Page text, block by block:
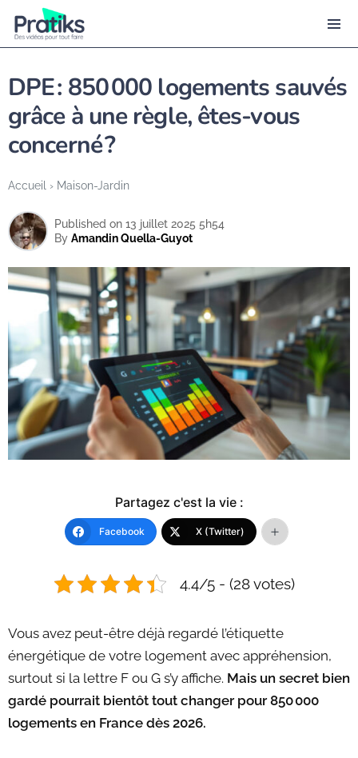
Accueil › Maison-Jardin
DPE : 850 000 logements sauvés
grâce à une règle, êtes-vous
concerné ?
By Amandin Quella-Guyot
Published on 13 juillet 2025 5h54
Partagez c'est la vie :
Facebook X (Twitter)
4.4/5 - (28 votes)
Vous avez peut-être déjà regardé l’étiquette
énergétique de votre logement avec appréhension,
surtout si la lettre F ou G s’y affiche. Mais un secret bien
gardé pourrait bientôt tout changer pour 850 000
logements en France dès 2026.